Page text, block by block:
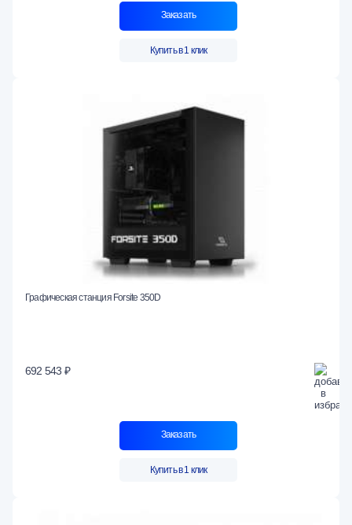
Заказать
Купить в 1 клик
Графическая станция Forsite 350D
692 543 ₽
Заказать
Купить в 1 клик